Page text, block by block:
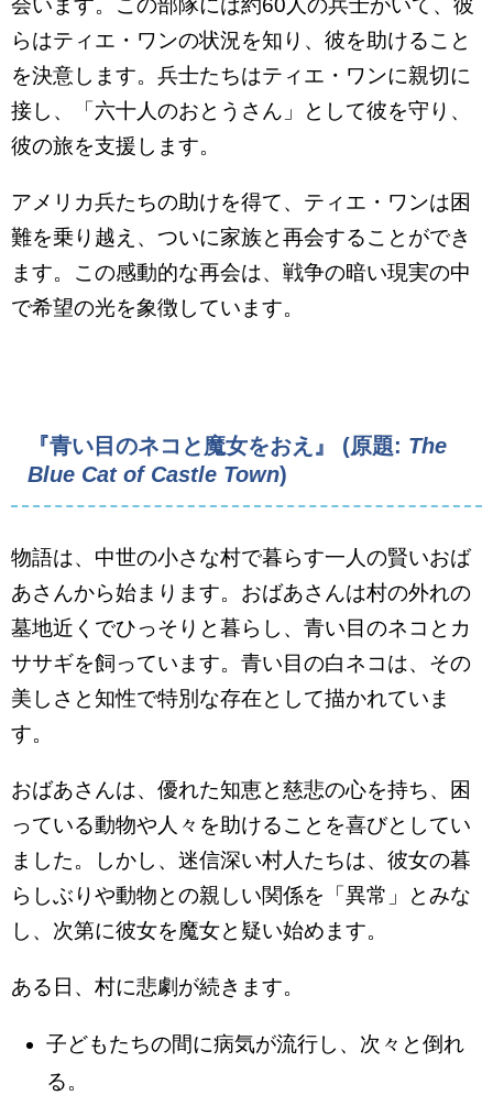
会います。この部隊には約60人の兵士がいて、彼
らはティエ・ワンの状況を知り、彼を助けること
を決意します。兵士たちはティエ・ワンに親切に
接し、「六十人のおとうさん」として彼を守り、
彼の旅を支援します。
アメリカ兵たちの助けを得て、ティエ・ワンは困
難を乗り越え、ついに家族と再会することができ
ます。この感動的な再会は、戦争の暗い現実の中
で希望の光を象徴しています。
『青い目のネコと魔女をおえ』 (原題: The
Blue Cat of Castle Town)
物語は、中世の小さな村で暮らす一人の賢いおば
あさんから始まります。おばあさんは村の外れの
墓地近くでひっそりと暮らし、青い目のネコとカ
ササギを飼っています。青い目の白ネコは、その
美しさと知性で特別な存在として描かれていま
す。
おばあさんは、優れた知恵と慈悲の心を持ち、困
っている動物や人々を助けることを喜びとしてい
ました。しかし、迷信深い村人たちは、彼女の暮
らしぶりや動物との親しい関係を「異常」とみな
し、次第に彼女を魔女と疑い始めます。
ある日、村に悲劇が続きます。
子どもたちの間に病気が流行し、次々と倒れ
る。